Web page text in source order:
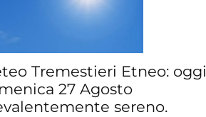
Tremestieri Etneo: oggi
27 Agosto
sereno.